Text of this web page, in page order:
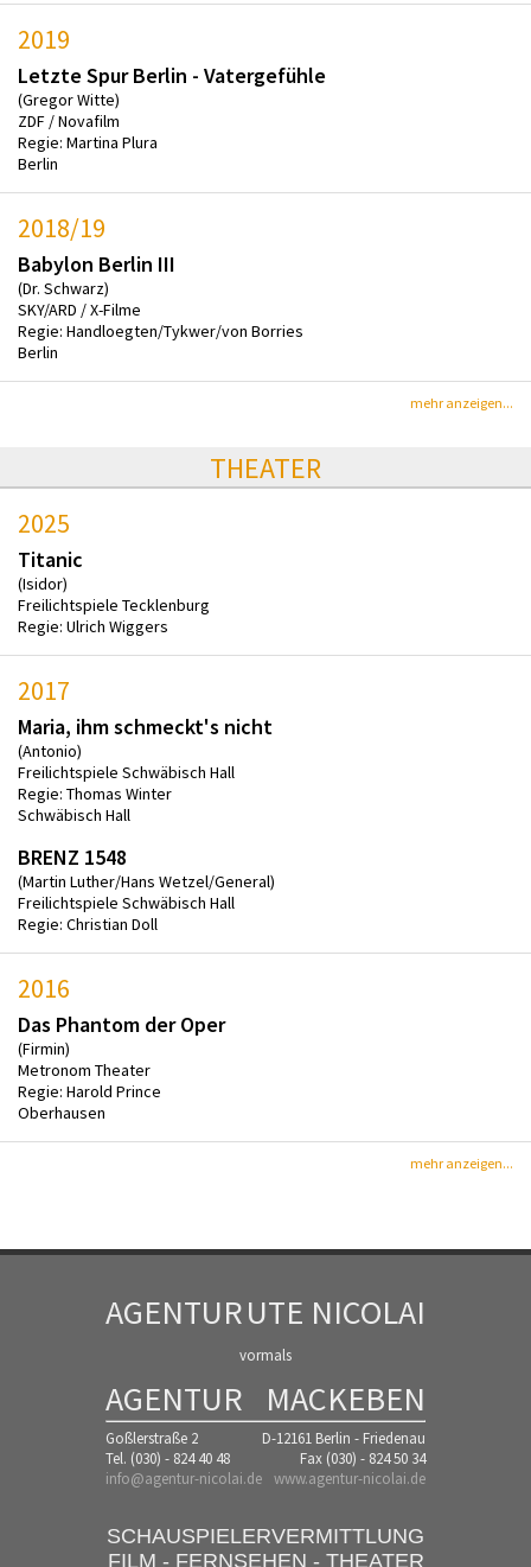
2019
Letzte Spur Berlin - Vatergefühle
(Gregor Witte)
ZDF / Novafilm
Regie: Martina Plura
Berlin
2018/19
Babylon Berlin III
(Dr. Schwarz)
SKY/ARD / X-Filme
Regie: Handloegten/Tykwer/von Borries
Berlin
mehr anzeigen...
THEATER
2025
Titanic
(Isidor)
Freilichtspiele Tecklenburg
Regie: Ulrich Wiggers
2017
Maria, ihm schmeckt's nicht
(Antonio)
Freilichtspiele Schwäbisch Hall
Regie: Thomas Winter
Schwäbisch Hall
BRENZ 1548
(Martin Luther/Hans Wetzel/General)
Freilichtspiele Schwäbisch Hall
Regie: Christian Doll
2016
Das Phantom der Oper
(Firmin)
Metronom Theater
Regie: Harold Prince
Oberhausen
mehr anzeigen...
AGENTURUTE NICOLAI
vormals
AGENTUR MACKEBEN
Goßlerstraße 2
D-12161 Berlin - Friedenau
Tel. (030) - 824 40 48
Fax (030) - 824 50 34
info@agentur-nicolai.de www.agentur-nicolai.de
SCHAUSPIELERVERMITTLUNG
FILM - FERNSEHEN - THEATER